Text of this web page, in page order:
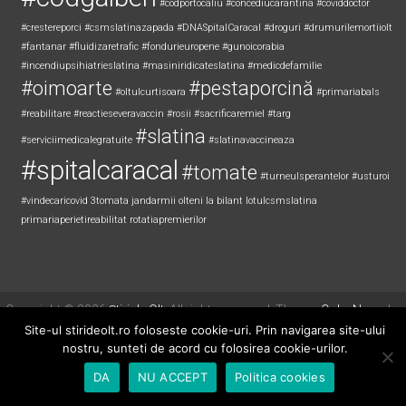
#codportocaliu #concediucarantina #coviddoctor
#crestereporci #csmslatinazapada #DNASpitalCaracal #droguri #drumurilemortiiolt
#fantanar #fluidizaretrafic #fondurieuropene #gunoicorabia
#incendiupsihiatrieslatina #masiniridicateslatina #medicdefamilie
#oimoarte #oltulcurtisoara #pestaporcină #primariabals
#reabilitare #reactieseveravaccin #rosii #sacrificaremiel #targ
#serviciimedicalegratuite #slatina #slatinavaccineaza
#spitalcaracal #tomate #turneulsperantelor #usturoi
#vindecaricovid 3tomata jandarmii olteni la bilant lotulcsmslatina
primariaperietireabilitat rotatiapremierilor
Copyright © 2026Știri de Olt. All rights reserved. Theme:ColorNewsby
ThemeGrill. Powered byWordPress.
Site-ul stirideolt.ro foloseste cookie-uri. Prin navigarea site-ului
nostru, sunteti de acord cu folosirea cookie-urilor.
DA
NU ACCEPT Politica cookies